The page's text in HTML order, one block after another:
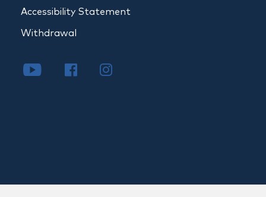
Accessibility Statement
Withdrawal